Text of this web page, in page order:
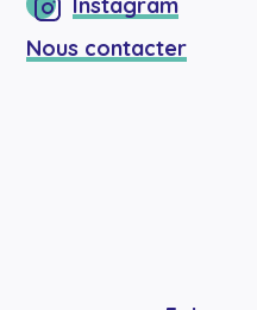
Nous contacter